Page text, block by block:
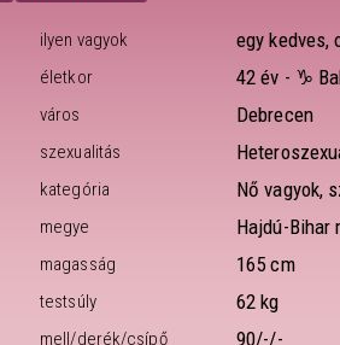
ilyen vagyok egy kedves,
életkor 42 év - ♑
város Debrecen
szexualitás
kategória Nő vagyok,
megye Hajdú-Bihar
magasság 165 cm
testsúly 62 kg
mell/derék/csípő 90/-/-